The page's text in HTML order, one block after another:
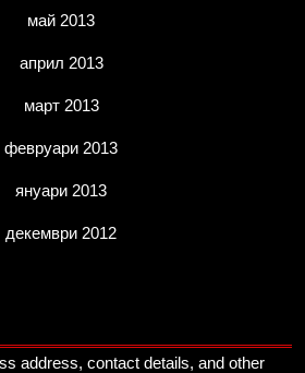
май 2013
април 2013
март 2013
февруари 2013
януари 2013
декември 2012
address, contact details, and other